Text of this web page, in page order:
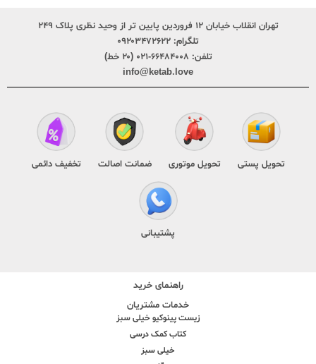
تهران انقلاب خیابان ۱۲ فروردین پایین تر از وحید نظری پلاک ۲۴۹
تلگرام: ۰۹۲۰۳۴۷۲۶۲۲
تلفن: ۶۶۴۸۴۰۰۸-۰۲۱ (۲۰ خط)
info@ketab.love
تحویل پستی تحویل موتوری ضمانت اصالت تخفیف دائمی
پشتیبانی
راهنمای خرید
خدمات مشتریان
زیست پینوکیو خیلی سبز
کتاب کمک درسی
خیلی سبز